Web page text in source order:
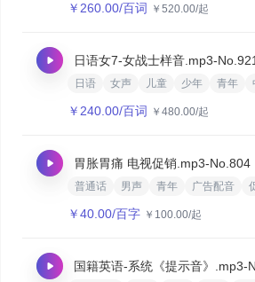
￥ 260.00/百词 ￥ 520.00/起
日语女7-女战士样音.mp3-
日语 女声 儿童 少年 青年
￥ 240.00/百词 ￥ 480.00/起
胃胀胃痛 电视促销.mp3-No.804
普通话 男声 青年 广告配音
￥40.00/百字 ￥ 100.00/起
国籍英语-系统《提示音》.mp3-